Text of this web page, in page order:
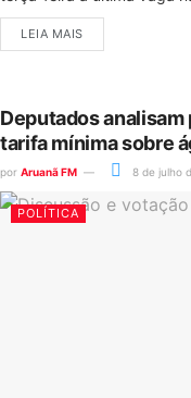
LEIA MAIS
Deputados
tarifa mínima sobre
por Aruanã FM 8 de julho
POLÍTICA